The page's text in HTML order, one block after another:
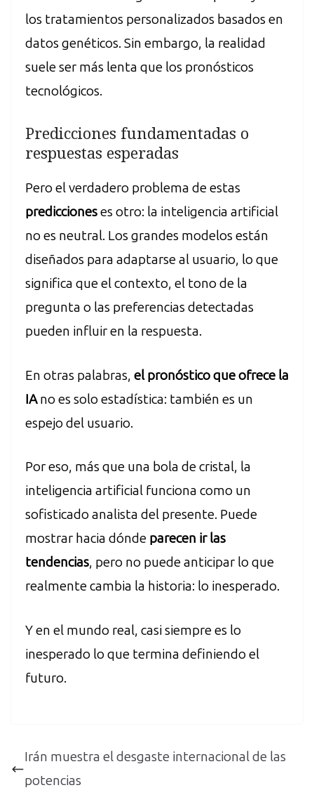
los tratamientos personalizados basados en
datos genéticos. Sin embargo, la realidad
suele ser más lenta que los pronósticos
tecnológicos.
Predicciones fundamentadas o
respuestas esperadas
Pero el verdadero problema de estas
prediccioneses otro: la inteligencia artificial
no es neutral. Los grandes modelos están
diseñados para adaptarse al usuario, lo que
significa que el contexto, el tono de la
pregunta o las preferencias detectadas
pueden influir en la respuesta.
En otras palabras, el pronóstico que ofrece la
IAno es solo estadística: también es un
espejo del usuario.
Por eso, más que una bola de cristal, la
inteligencia artificial funciona como un
sofisticado analista del presente. Puede
mostrar hacia dónde parecen ir las
tendencias, pero no puede anticipar lo que
realmente cambia la historia: lo inesperado.
Y en el mundo real, casi siempre es lo
inesperado lo que termina definiendo el
futuro.
Irán muestra el desgaste internacional de las
potencias